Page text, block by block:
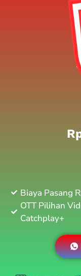
Biaya Pasang
OTT Pilihan
Catchplay+